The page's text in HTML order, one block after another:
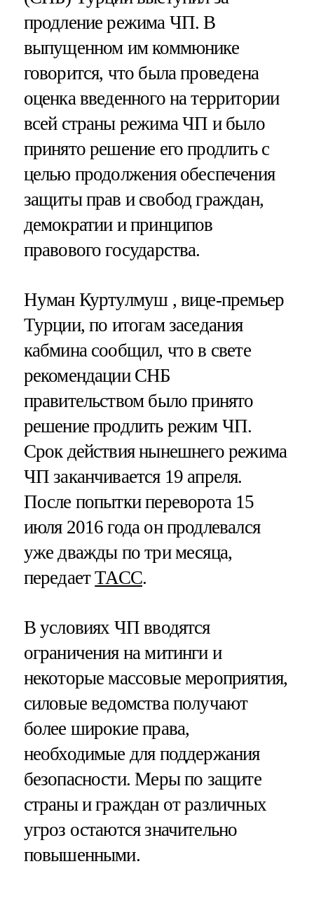
продление режима ЧП. В
выпущенном им коммюнике
говорится, что была проведена
оценка введенного на территории
всей страны режима ЧП и было
принято решение его продлить с
целью продолжения обеспечения
защиты прав и свобод граждан,
демократии и принципов
правового государства.
Нуман Куртулмуш , вице-премьер
Турции, по итогам заседания
кабмина сообщил, что в свете
рекомендации СНБ
правительством было принято
решение продлить режим ЧП.
Срок действия нынешнего режима
ЧП заканчивается 19 апреля.
После попытки переворота 15
июля 2016 года он продлевался
уже дважды по три месяца,
передаетТАСС.
В условиях ЧП вводятся
ограничения на митинги и
некоторые массовые мероприятия,
силовые ведомства получают
более широкие права,
необходимые для поддержания
безопасности. Меры по защите
страны и граждан от различных
угроз остаются значительно
повышенными.